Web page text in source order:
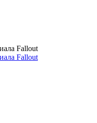
Fallout
Fallout